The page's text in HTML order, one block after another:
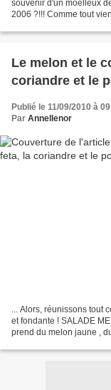
souvenir d'un moelleux
2006 ?!!! Comme tout
Le melon et le
coriandre et le
Publié le 11/09/2010 à
Par Annellenor
... Alors, réunissons tout
et fondante ! SALADE
prend du melon jaune ,